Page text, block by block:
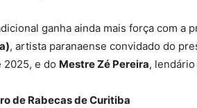
ganha ainda mais força com a
, artista paranaense convidado do
2025, e do Mestre Zé Pereira,
de Rabecas de Curitiba